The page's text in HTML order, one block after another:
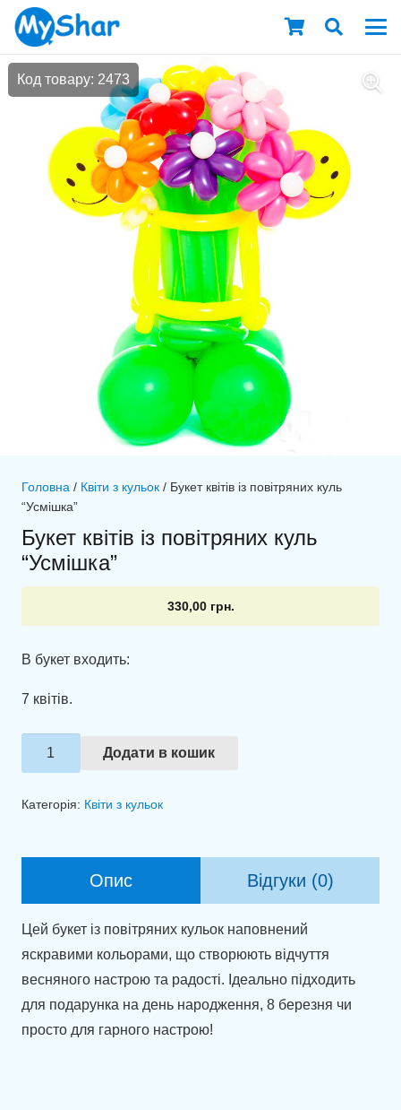
Код товару: 2473
Головна / Квіти з кульок / Букет квітів із повітряних куль
“Усмішка”
Букет квітів із повітряних куль
“Усмішка”
330,00 грн.
В букет входить:
7 квітів.
Букет
квітів
Додати в кошик
Категорія: Квіти з кульок
Опис Відгуки (0)
Цей букет із повітряних кульок наповнений
яскравими кольорами, що створюють відчуття
весняного настрою та радості. Ідеально підходить
для подарунка на день народження, 8 березня чи
просто для гарного настрою!